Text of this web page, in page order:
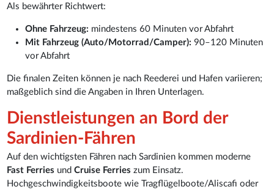
Als bewährter Richtwert:
Ohne Fahrzeug: mindestens 60 Minuten vor Abfahrt
Mit Fahrzeug (Auto/Motorrad/Camper): 90–120 Minuten
vor Abfahrt
Die finalen Zeiten können je nach Reederei und Hafen variieren;
maßgeblich sind die Angaben in Ihren Unterlagen.
Dienstleistungen an Bord der
Sardinien-Fähren
Auf den wichtigsten Fähren nach Sardinien kommen moderne
Fast Ferries undCruise Ferries zum Einsatz.
Hochgeschwindigkeitsboote wie Tragflügelboote/Aliscafi oder